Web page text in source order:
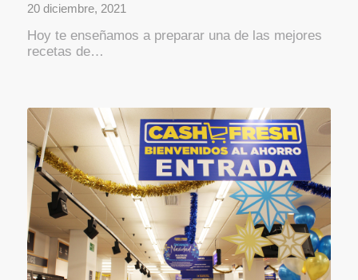
20 diciembre, 2021
Hoy te enseñamos a preparar una de las mejores
recetas de…